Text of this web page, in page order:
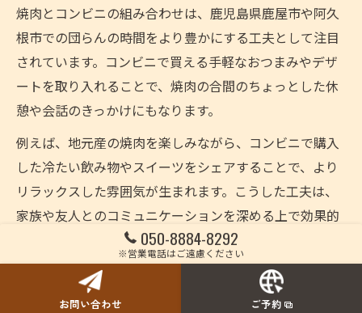
焼肉とコンビニの組み合わせは、鹿児島県鹿屋市や阿久
根市での団らんの時間をより豊かにする工夫として注目
されています。コンビニで買える手軽なおつまみやデザ
ートを取り入れることで、焼肉の合間のちょっとした休
憩や会話のきっかけにもなります。
例えば、地元産の焼肉を楽しみながら、コンビニで購入
した冷たい飲み物やスイーツをシェアすることで、より
リラックスした雰囲気が生まれます。こうした工夫は、
家族や友人とのコミュニケーションを深める上で効果的
焼肉時間を盛り上げるアイデアを紹介
050-8884-8292
※営業電話はご遠慮ください
お問い合わせ ご予約